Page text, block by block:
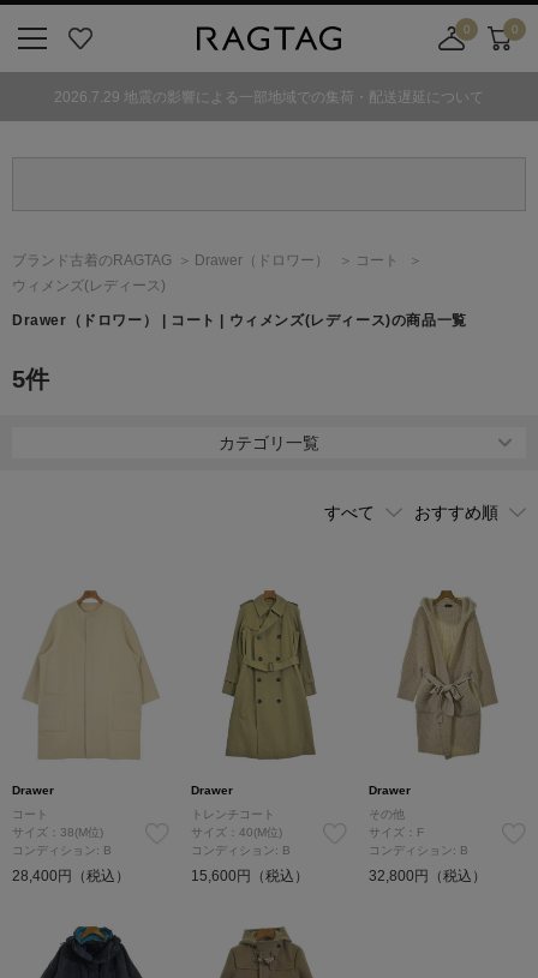
気
0
舗
カ
0
2026.7.29 地震の影響による一部地域での集荷・配送遅延について
ブランド古着のRAGTAG Drawer （ドロワー）
コート
ウィメンズ(レディース)
Drawer （ドロワー） | コート | ウィメンズ(レディース)の商品一覧
5件
カテゴリ一覧
Drawer
コート
サイズ：38(M位)
コンディション: B
28,400円（税込）
Drawer
トレンチコート
サイズ：40(M位)
コンディション: B
15,600円（税込）
Drawer
その他
サイズ：F
コンディション: B
32,800円（税込）